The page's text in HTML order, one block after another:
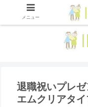
退職祝いプレ
エムクリアタイ
メニュー